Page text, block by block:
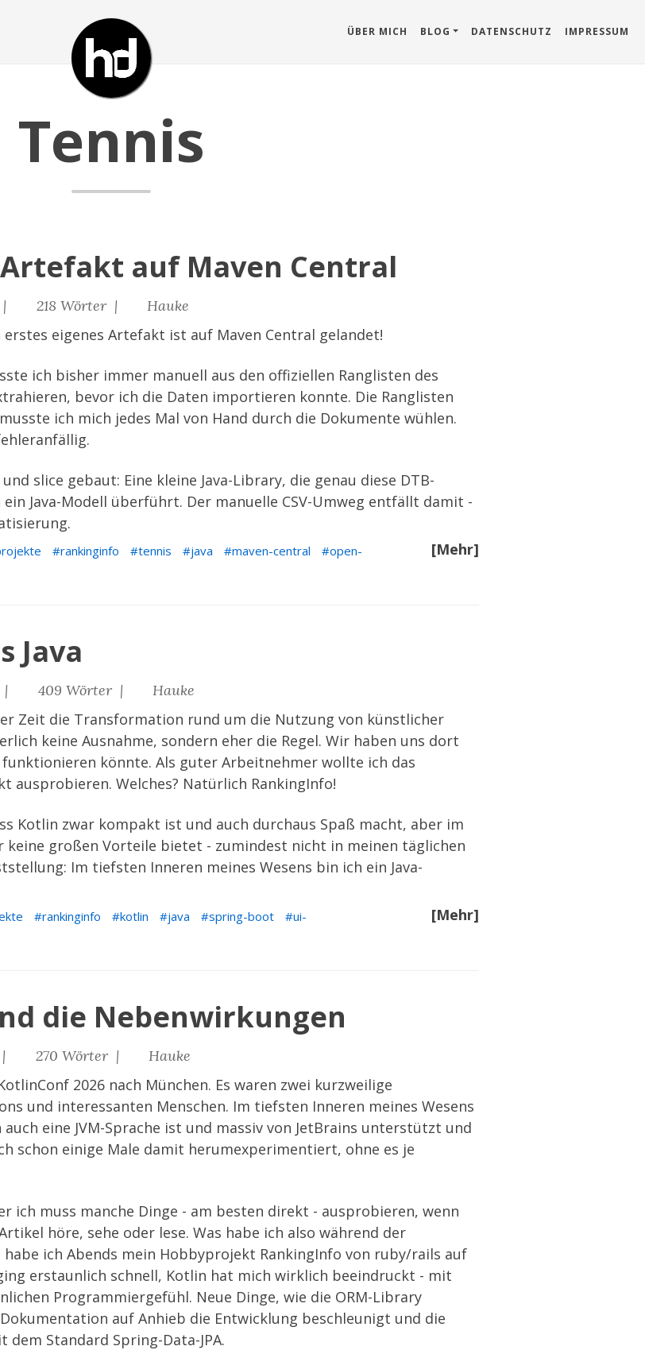
ÜBER MICH BLOG DATENSCHUTZ IMPRESSUM
Tennis
auf Maven Central
218 Wörter | Hauke
eigenes Artefakt ist auf Maven Central gelandet!
ich bisher immer manuell aus den offiziellen Ranglisten des
bevor ich die Daten importieren konnte. Die Ranglisten
ich mich jedes Mal von Hand durch die Dokumente wühlen.
slice gebaut: Eine kleine Java-Library, die genau diese DTB-
Java-Modell überführt. Der manuelle CSV-Umweg entfällt damit -
[Mehr]
rankinginfo tennis java maven-central
open-
Java
| 409 Wörter | Hauke
Zeit die Transformation rund um die Nutzung von künstlicher
keine Ausnahme, sondern eher die Regel. Wir haben uns dort
könnte. Als guter Arbeitnehmer wollte ich das
ausprobieren. Welches? Natürlich RankingInfo!
Kotlin zwar kompakt ist und auch durchaus Spaß macht, aber im
keine großen Vorteile bietet - zumindest nicht in meinen täglichen
Im tiefsten Inneren meines Wesens bin ich ein Java-
[Mehr]
rankinginfo kotlin java spring-boot
ui-
die Nebenwirkungen
270 Wörter | Hauke
2026 nach München. Es waren zwei kurzweilige
und interessanten Menschen. Im tiefsten Inneren meines Wesens
eine JVM-Sprache ist und massiv von JetBrains unterstützt und
schon einige Male damit herumexperimentiert, ohne es je
ich muss manche Dinge - am besten direkt - ausprobieren, wenn
höre, sehe oder lese. Was habe ich also während der
ich Abends mein Hobbyprojekt RankingInfo von ruby/rails auf
erstaunlich schnell, Kotlin hat mich wirklich beeindruckt - mit
Programmiergefühl. Neue Dinge, wie die ORM-Library
auf Anhieb die Entwicklung beschleunigt und die
Standard Spring-Data-JPA.